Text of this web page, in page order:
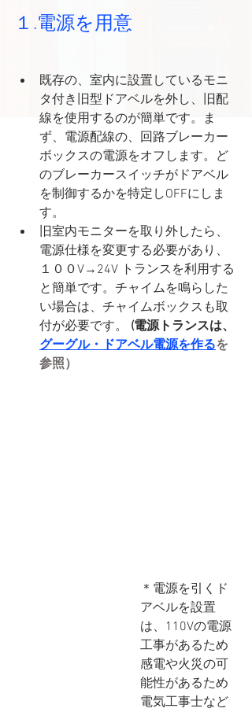
１.電源を用意
既存の、室内に設置しているモニ
タ付き旧型ドアベルを外し、旧配
線を使用するのが簡単です。ま
ず、電源配線の、回路ブレーカー
ボックスの電源をオフします。ど
のブレーカースイッチがドアベル
を制御するかを特定しOFFにしま
す。
旧室内モニターを取り外したら、
電源仕様を変更する必要があり、
１００V→24V トランスを利用する
と簡単です。チャイムを鳴らした
い場合は、チャイムボックスも取
付が必要です。 (電源トランスは、
グーグル・ドアベル電源を作るを
参照）
＊電源を引くド
アベルを設置
は、110Vの電源
工事があるため
感電や火災の可
能性があるため
電気工事士など